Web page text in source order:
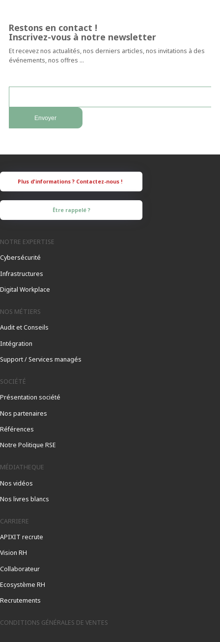
Restons en contact !
Inscrivez-vous à notre newsletter
Et recevez nos actualités, nos derniers articles, nos invitations à des
événements, nos offres …
Être rappelé ?
NOTRE EXPERTISE
Cybersécurité
Infrastructures
Digital Workplace
NOS MÉTIERS
Audit et Conseils
Intégration
Support / Services managés
SOCIÉTÉ
Présentation société
Nos partenaires
Références
Notre Politique RSE
MÉDIATHEQUE
Nos vidéos
Nos livres blancs
CARRIERE
APIXIT recrute
Vision RH
Collaborateur
Ecosystème RH
Recrutements
CONDITIONS GÉNÉRALES DE VENTES